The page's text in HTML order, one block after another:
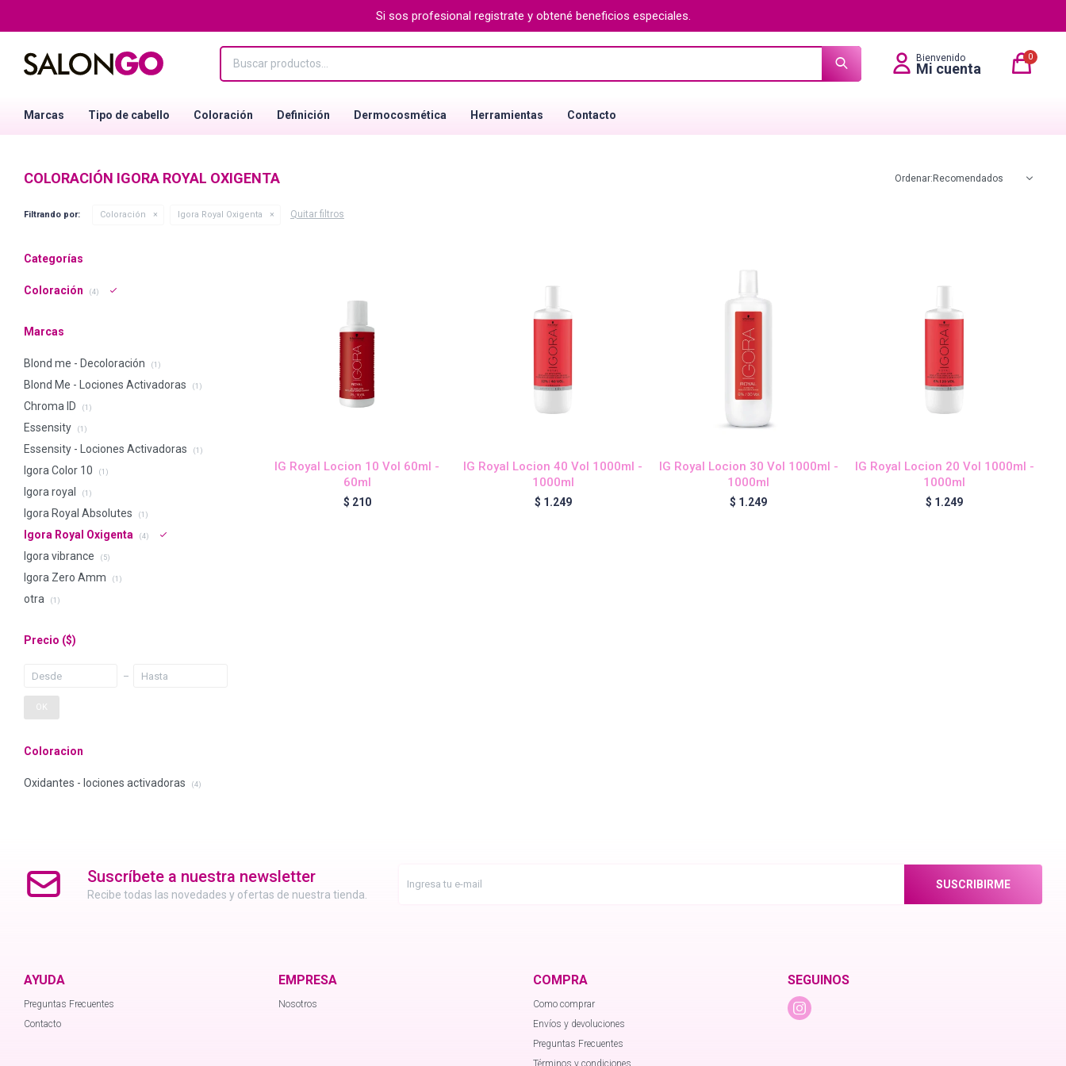
Si sos profesional registrate y obtené beneficios especiales.
Marcas Tipo de cabello Coloración Definición Dermocosmética Herramientas Contacto
0
COLORACIÓN IGORA ROYAL OXIGENTA Recomendados
Filtrando por: Coloración Igora Royal Oxigenta Quitar filtros
IG Royal Locion 10 Vol 60ml -
60ml
$ 210
IG Royal Locion 40 Vol 1000ml -
1000ml
$ 1.249
IG Royal Locion 30 Vol 1000ml -
1000ml
$ 1.249
IG Royal Locion 20 Vol 1000ml -
1000ml
$ 1.249
Categorías
Coloración (4)
Marcas
Blond me - Decoloración (1)
Blond Me - Lociones Activadoras (1)
Chroma ID (1)
Essensity (1)
Essensity - Lociones Activadoras (1)
Igora Color 10 (1)
Igora royal (1)
Igora Royal Absolutes (1)
Igora Royal Oxigenta (4)
Igora vibrance (5)
Igora Zero Amm (1)
otra (1)
Precio ($)
OK
Coloracion
Oxidantes - lociones activadoras (4)
Suscríbete a nuestra newsletter
Recibe todas las novedades y ofertas de nuestra tienda.
SUSCRIBIRME
AYUDA
Preguntas Frecuentes
Contacto
EMPRESA
Nosotros
COMPRA
Como comprar
Envíos y devoluciones
Preguntas Frecuentes
Términos y condiciones
SEGUINOS
